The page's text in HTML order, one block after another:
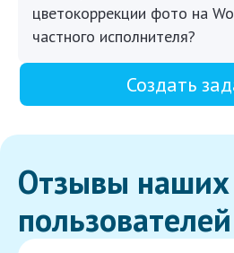
цветокоррекции фото на
частного исполнителя?
Создать
Отзывы наших
пользователей